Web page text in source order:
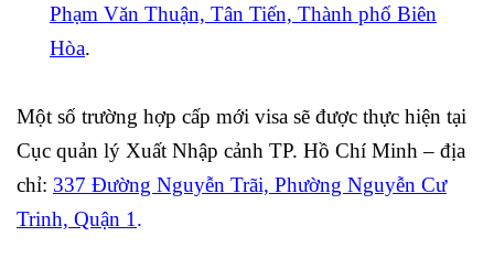
Phạm Văn Thuận, Tân Tiến, Thành phố Biên
Hòa.
Một số trường hợp cấp mới visa sẽ được thực hiện tại
Cục quản lý Xuất Nhập cảnh TP. Hồ Chí Minh – địa
chỉ: 337 Đường Nguyễn Trãi, Phường Nguyễn Cư
Trinh, Quận 1 .